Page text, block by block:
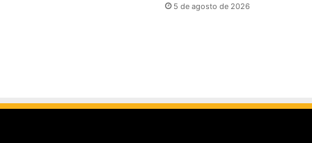
5 de agosto de 2026